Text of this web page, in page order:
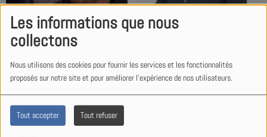
Les informations que nous
collectons
Nous utilisons des cookies pour fournir les services et les fonctionnalités
proposés sur notre site et pour améliorer l'expérience de nos utilisateurs.
Tout accepter Tout refuser